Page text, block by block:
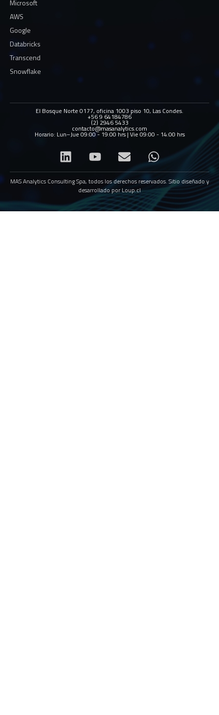
Microsoft
AWS
Google
Databricks
Transcend
Snowflake
El Bosque Norte 0177, oficina 1003 piso 10, Las Condes.
+56 9 64184786
(2) 2946 5433
contacto@masanalytics.com
Horario: Lun–Jue 09:00 - 19:00 hrs | Vie 09:00 - 14:00 hrs
MAS Analytics Consulting Spa, todos los derechos reservados. Sitio diseñado y
desarrollado por Loup.cl